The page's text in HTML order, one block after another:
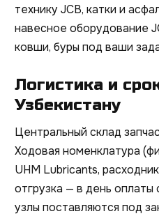
технику JCB, катки и
навесное оборудование
ковши, буры под ваши
Логистика и
Узбекистану
Центральный склад
Ходовая номенклатура
UHM Lubricants,
отгрузка — в день оплаты
узлы поставляются под